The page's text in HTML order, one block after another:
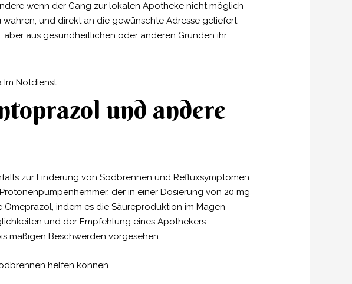
wenn der Gang zur lokalen Apotheke nicht möglich
und direkt an die gewünschte Adresse geliefert.
aus gesundheitlichen oder anderen Gründen ihr
und andere
zur Linderung von Sodbrennen und Refluxsymptomen
der in einer Dosierung von 20 mg
indem es die Säureproduktion im Magen
und der Empfehlung eines Apothekers
mäßigen Beschwerden vorgesehen.
helfen können.